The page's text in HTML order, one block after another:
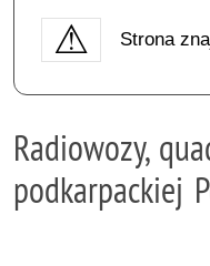
Strona
Radiowozy,
podkarpackiej